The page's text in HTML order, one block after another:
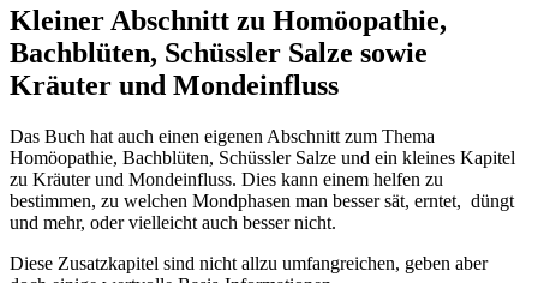
Kleiner Abschnitt zu Homöopathie,
Bachblüten, Schüssler Salze sowie
Kräuter und Mondeinfluss
Das Buch hat auch einen eigenen Abschnitt zum Thema
Homöopathie, Bachblüten, Schüssler Salze und ein kleines Kapitel
zu Kräuter und Mondeinfluss. Dies kann einem helfen zu
bestimmen, zu welchen Mondphasen man besser sät, erntet, düngt
und mehr, oder vielleicht auch besser nicht.
Diese Zusatzkapitel sind nicht allzu umfangreichen, geben aber